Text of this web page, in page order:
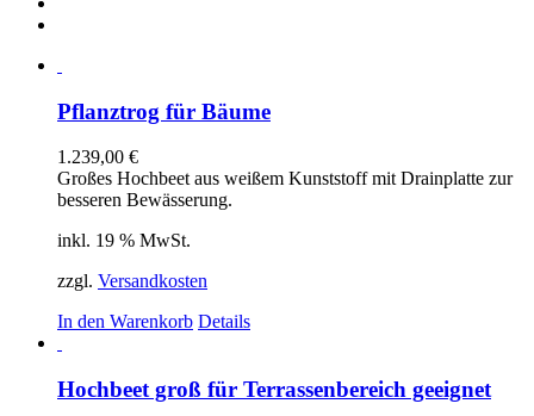
Pflanztrog für Bäume
1.239,00 €
Großes Hochbeet aus weißem Kunststoff mit Drainplatte zur
besseren Bewässerung.
inkl. 19 % MwSt.
zzgl. Versandkosten
In den Warenkorb Details
Hochbeet groß für Terrassenbereich geeignet